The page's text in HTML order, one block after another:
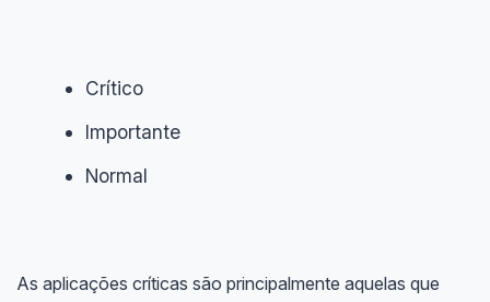
Crítico
Importante
Normal
As aplicações críticas são principalmente aquelas que